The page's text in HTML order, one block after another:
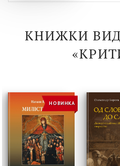
Репортаж із України
Вайсберг в «Українському
Марина Полякова
Мій «Орієнт». [Декілька
життєвого маратону]
Микола Рябчук
КНИЖКИ
НОВИНКА